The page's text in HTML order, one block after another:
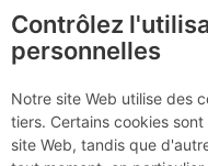
Dans le
déjection
Contrôlez
personnelles
Notre site Web utilise des
tiers. Certains cookies
site Web, tandis que